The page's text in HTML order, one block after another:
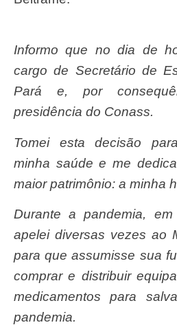
Informo que no dia de hoje pedi licença do
cargo de Secretário de
Pará e, por
presidência do Conass.
Tomei esta decisão para poder cuidar de
minha saúde e me
maior patrimônio: a minha
Durante a pandemia, em nome do Conass,
apelei diversas vezes ao
para que assumisse sua
comprar e distribuir
medicamentos para
pandemia.